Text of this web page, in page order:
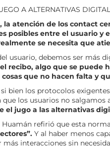
A ALTERNATIVAS
la atención de los contact
posibles entre el usuario y
se necesita que
usuario, debemos ser más
recibo, algo que se puede
que no hacen falta y
bien los protocolos
que los usuarios no salgamos
el jugo a las alternativas
Huamán refirió que esta norma
Y al haber menos
más interacciones sin